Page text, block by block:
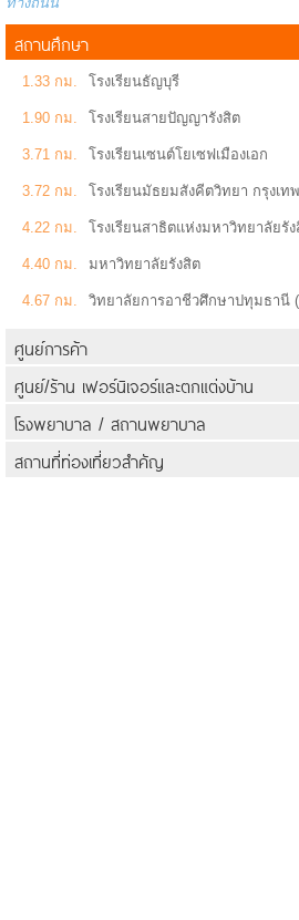
สถานศึกษา
1.33 กม. โรงเรียนธัญบุรี
1.90 กม. โรงเรียนสายปัญญารังสิต
3.71 กม. โรงเรียนเซนต์โยเซฟเมืองเอก
3.72 กม. โรงเรียนมัธยมสังคีตวิทยา กรุงเ
4.22 กม. โรงเรียนสาธิตแห่งมหาวิทยาลัยรั
4.40 กม. มหาวิทยาลัยรังสิต
4.67 กม.
วิทยาลัยการอาชีวศึกษาปทุมธานี
ศูนย์การค้า
ศูนย์/ร้าน เฟอร์นิเจอร์และตกแต่งบ้าน
โรงพยาบาล / สถานพยาบาล
สถานที่ท่องเที่ยวสำคัญ